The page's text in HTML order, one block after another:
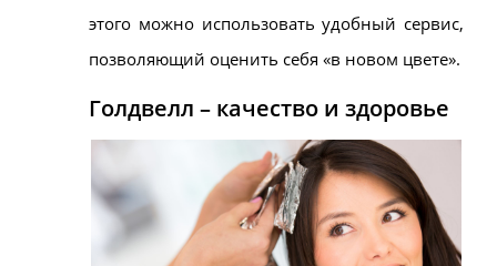
этого можно использовать удобный сервис,
позволяющий оценить себя «в новом цвете».
Голдвелл – качество и здоровье